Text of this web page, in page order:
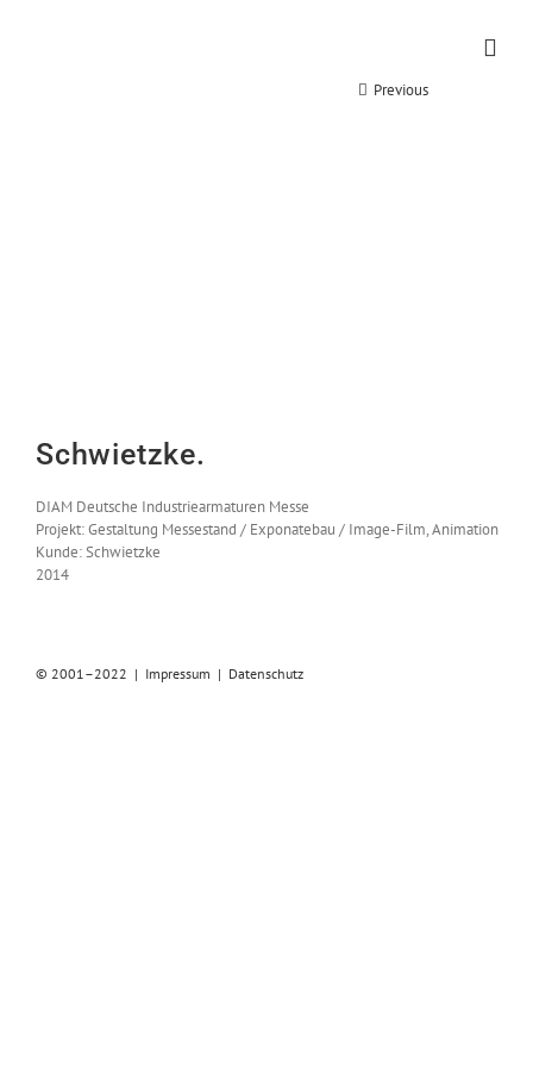
Previous
Schwietzke.
DIAM Deutsche Industriearmaturen Messe
Projekt: Gestaltung Messestand / Exponatebau / Image-Film, Animation
Kunde: Schwietzke
2014
© 2001–2022 | Impressum | Datenschutz